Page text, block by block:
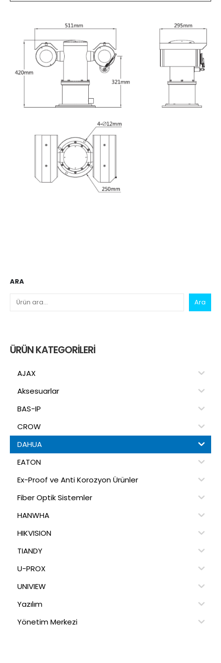
ARA
Ara
ÜRÜN KATEGORILERI
AJAX
Aksesuarlar
BAS-IP
CROW
DAHUA
EATON
Ex-Proof ve Anti Korozyon Ürünler
Fiber Optik Sistemler
HANWHA
HIKVISION
TIANDY
U-PROX
UNIVIEW
Yazılım
Yönetim Merkezi